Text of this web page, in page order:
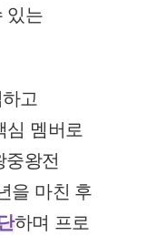
있는
고
심 멤버로
중왕전
을 마친 후
하며 프로